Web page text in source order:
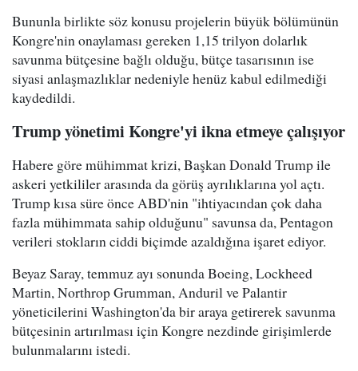
Bununla birlikte söz konusu projelerin büyük bölümünün
Kongre'nin onaylaması gereken 1,15 trilyon dolarlık
savunma bütçesine bağlı olduğu, bütçe tasarısının ise
siyasi anlaşmazlıklar nedeniyle henüz kabul edilmediği
kaydedildi.
Trump yönetimi Kongre'yi ikna etmeye çalışıyor
Habere göre mühimmat krizi, Başkan Donald Trump ile
askeri yetkililer arasında da görüş ayrılıklarına yol açtı.
Trump kısa süre önce ABD'nin "ihtiyacından çok daha
fazla mühimmata sahip olduğunu" savunsa da, Pentagon
verileri stokların ciddi biçimde azaldığına işaret ediyor.
Beyaz Saray, temmuz ayı sonunda Boeing, Lockheed
Martin, Northrop Grumman, Anduril ve Palantir
yöneticilerini Washington'da bir araya getirerek savunma
bütçesinin artırılması için Kongre nezdinde girişimlerde
bulunmalarını istedi.